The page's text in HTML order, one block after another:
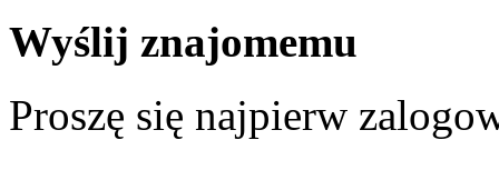
Wyślij znajomemu
Proszę się najpierw